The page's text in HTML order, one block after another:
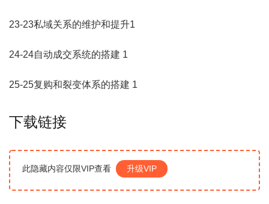
23-23私域关系的维护和提升1
24-24自动成交系统的搭建 1
25-25复购和裂变体系的搭建 1
下载链接
此隐藏内容仅限VIP查看 升级VIP